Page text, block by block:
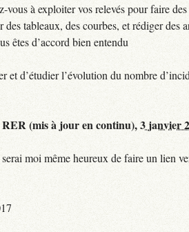
vous à exploiter vos relevés pour faire
tableaux, des courbes, et rédiger des
êtes d’accord bien entendu
et d’étudier l’évolution du nombre
RER (mis à jour en continu),3 janvier
moi même heureux de faire un lien